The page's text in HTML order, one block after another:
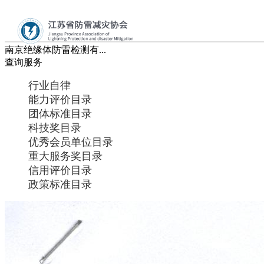
首页
协会概况
党建工作
新闻资讯
通知公告
网站首页
查询服务>行业自律＞
南京绝缘体防雷检测有...
查询服务
行业自律
能力评价目录
团体标准目录
科技奖目录
优秀会员单位目录
重大服务奖目录
信用评价目录
政策标准目录